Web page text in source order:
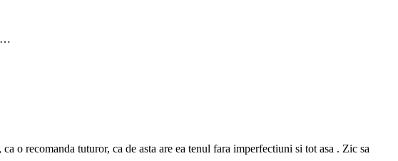
o recomanda tuturor, ca de asta are ea tenul fara imperfectiuni si tot asa . Zic sa